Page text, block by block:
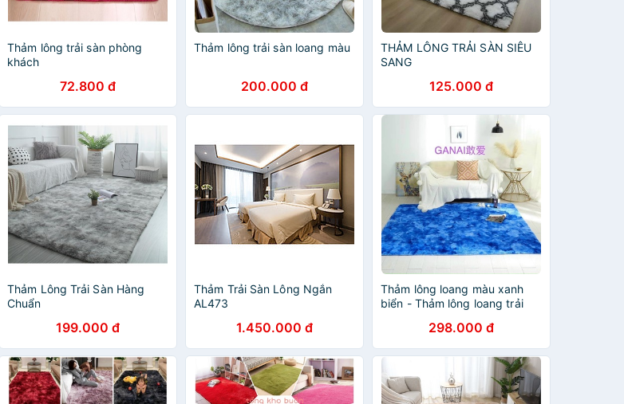
Thảm lông trải sàn phòng
khách
72.800 đ
Thảm lông trải sàn loang màu
200.000 đ
THẢM LÔNG TRẢI SÀN SIÊU
SANG
125.000 đ
Thảm Lông Trải Sàn Hàng
Chuẩn
199.000 đ
Thảm Trải Sàn Lông Ngắn
AL473
1.450.000 đ
Thảm lông loang màu xanh
biển - Thảm lông loang trải
298.000 đ